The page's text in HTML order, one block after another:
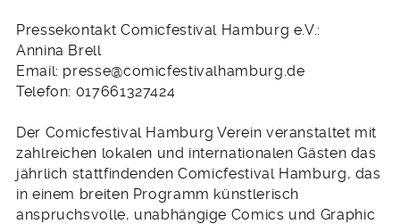
Pressekontakt Comicfestival Hamburg e.V.:
Annina Brell
Email: presse@comicfestivalhamburg.de
Telefon: 017661327424
Der Comicfestival Hamburg Verein veranstaltet mit
zahlreichen lokalen und internationalen Gästen das
jährlich stattfindenden Comicfestival Hamburg, das
in einem breiten Programm künstlerisch
anspruchsvolle, unabhängige Comics und Graphic